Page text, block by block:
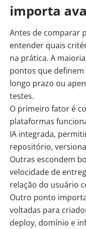
importa
Antes de comparar
entender quais
na prática. A
pontos que
longo prazo ou
testes.
O primeiro fator é
plataformas
IA integrada,
repositório,
Outras escondem
velocidade de
relação do usuário
Outro ponto
voltadas para
deploy, domínio e